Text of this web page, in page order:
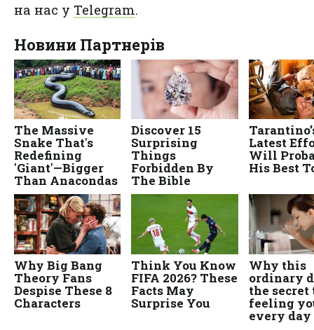
на нас у Telegram.